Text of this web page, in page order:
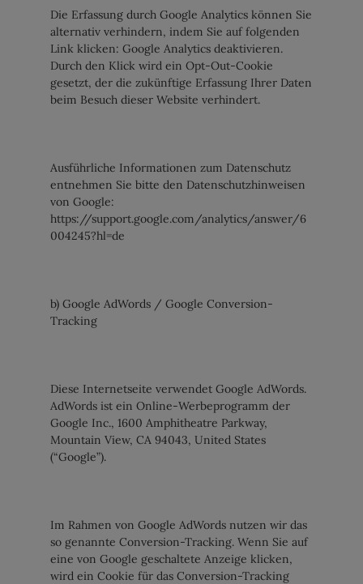
Die Erfassung durch Google Analytics können Sie
alternativ verhindern, indem Sie auf folgenden
Link klicken: Google Analytics deaktivieren.
Durch den Klick wird ein Opt-Out-Cookie
gesetzt, der die zukünftige Erfassung Ihrer Daten
beim Besuch dieser Website verhindert.
Ausführliche Informationen zum Datenschutz
entnehmen Sie bitte den Datenschutzhinweisen
von Google:
https://support.google.com/analytics/answer/6
004245?hl=de
b) Google AdWords / Google Conversion-
Tracking
Diese Internetseite verwendet Google AdWords.
AdWords ist ein Online-Werbeprogramm der
Google Inc., 1600 Amphitheatre Parkway,
Mountain View, CA 94043, United States
(“Google”).
Im Rahmen von Google AdWords nutzen wir das
so genannte Conversion-Tracking. Wenn Sie auf
eine von Google geschaltete Anzeige klicken,
wird ein Cookie für das Conversion-Tracking